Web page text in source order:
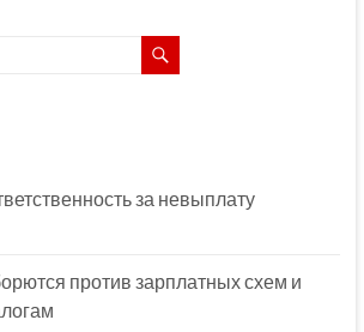
за невыплату
против зарплатных схем и